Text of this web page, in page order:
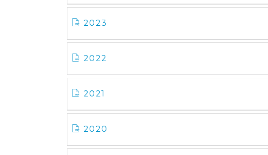
2023
2022
2021
2020